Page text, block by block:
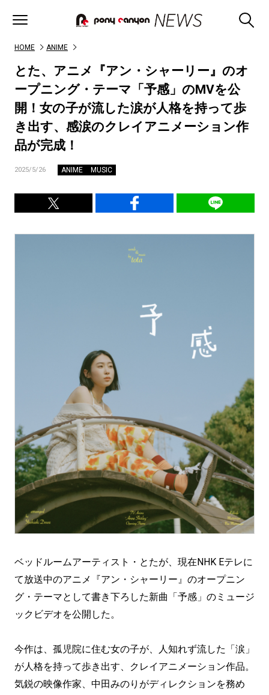
HOME ANIME
とた、アニメ『アン・シャーリー』のオ
ープニング・テーマ「予感」のMVを公
開！女の子が流した涙が人格を持って歩
き出す、感涙のクレイアニメーション作
品が完成！
2025/5/26 ANIME MUSIC
ベッドルームアーティスト・とたが、現在NHK Eテレに
て放送中のアニメ『アン・シャーリー』のオープニン
グ・テーマとして書き下ろした新曲「予感」のミュージ
ックビデオを公開した。
今作は、孤児院に住む女の子が、人知れず流した「涙」
が人格を持って歩き出す、クレイアニメーション作品。
気鋭の映像作家、中田みのりがディレクションを務め